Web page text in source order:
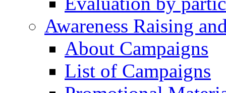
Awareness Raising
About Campaigns
List of Campaigns